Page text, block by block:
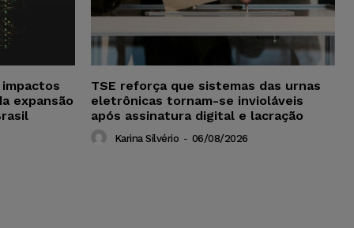
expansão
TSE reforça que sistemas das urnas
eletrônicas tornam-se invioláveis
após assinatura digital e lacração
Karina Silvério - 06/08/2026